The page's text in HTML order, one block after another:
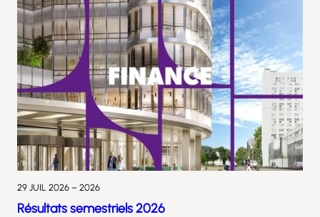
29 JUIL 2026 – 2026
Résultats semestriels 2026